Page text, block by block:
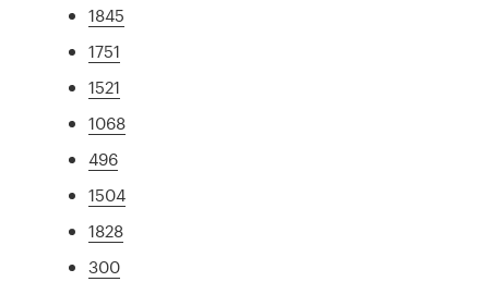
1845
1751
1521
1068
496
1504
1828
300